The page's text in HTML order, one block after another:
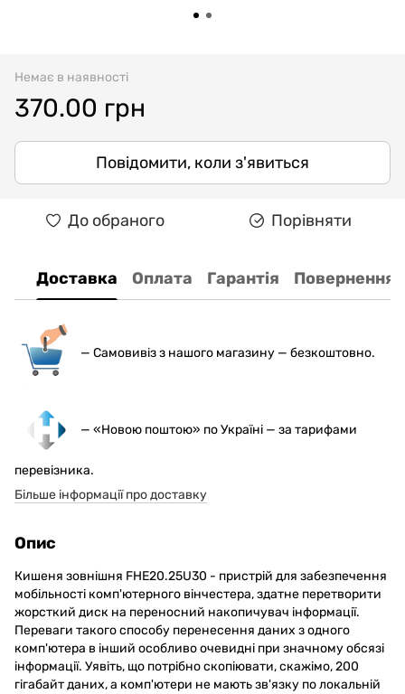
Немає в наявності
370.00 грн
Повідомити, коли з'явиться
До обраного Порівняти
Доставка Оплата Гарантія Повернення
— Самовивіз з нашого магазину — безкоштовно.
— «Новою поштою» по Україні — за тарифами
перевізника.
Більше інформації про доставку
Опис
Кишеня зовнішня FHE20.25U30 - пристрій для забезпечення
мобільності комп'ютерного вінчестера, здатне перетворити
жорсткий диск на переносний накопичувач інформації.
Переваги такого способу перенесення даних з одного
комп'ютера в інший особливо очевидні при значному обсязі
інформації. Уявіть, що потрібно скопіювати, скажімо, 200
гігабайт даних, а комп'ютери не мають зв'язку по локальній